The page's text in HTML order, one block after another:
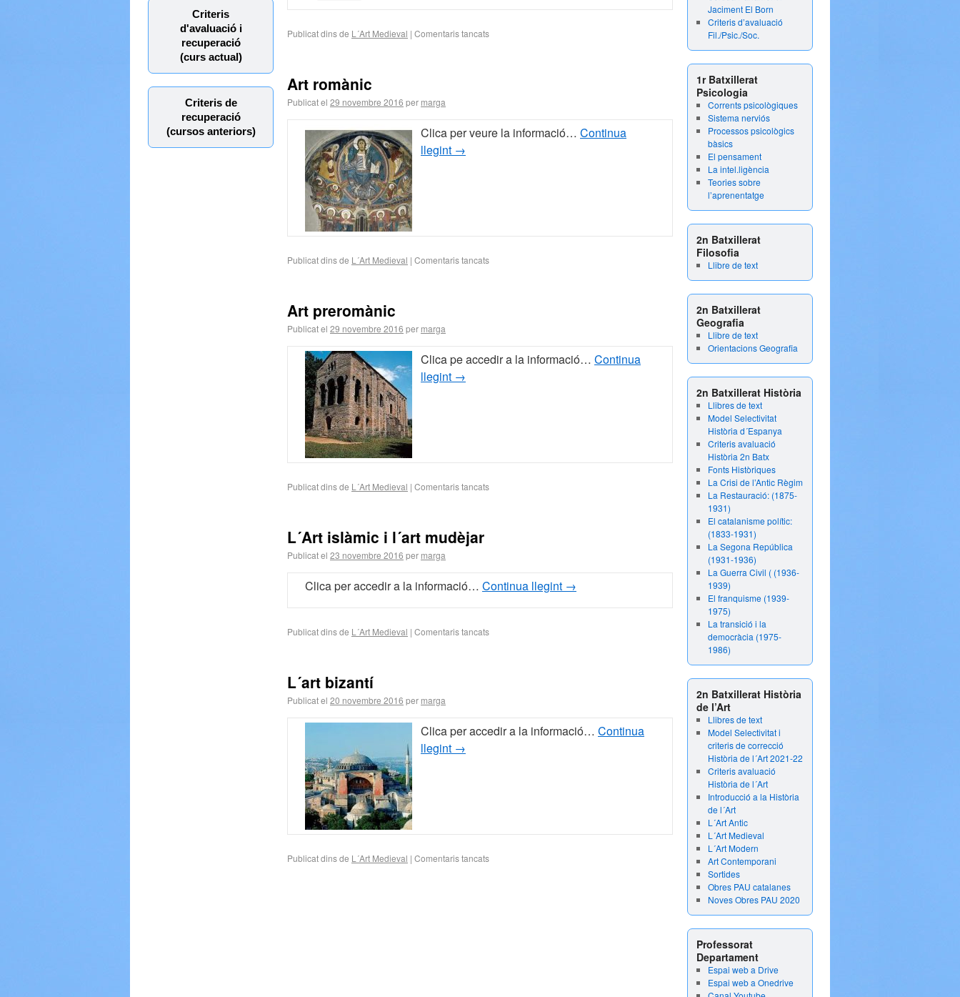
Criteris
d'avaluació i
recuperació
(curs actual)
Criteris de
recuperació
(cursos anteriors)
Jaciment El Born
Criteris d’avaluació
Fil./Psic./Soc.
1r Batxillerat
Psicologia
Corrents psicològiques
Sistema nerviós
Processos psicològics
bàsics
El pensament
La intel.ligència
Teories sobre
l’aprenentatge
2n Batxillerat
Filosofia
Llibre de text
2n Batxillerat
Geografia
Llibre de text
Orientacions Geografia
2n Batxillerat Història
Llibres de text
Model Selectivitat
Història d´Espanya
Criteris avaluació
Història 2n Batx
Fonts Històriques
La Crisi de l’Antic Règim
La Restauració: (1875-
1931)
El catalanisme polític:
(1833-1931)
La Segona República
(1931-1936)
La Guerra Civil ( (1936-
1939)
El franquisme (1939-
1975)
La transició i la
democràcia (1975-
1986)
2n Batxillerat Història
de l’Art
Llibres de text
Model Selectivitat i
criteris de correcció
Història de l´Art 2021-22
Criteris avaluació
Història de l´Art
Introducció a la Història
de l´Art
L´Art Antic
L´Art Medieval
L´Art Modern
Art Contemporani
Sortides
Obres PAU catalanes
Noves Obres PAU 2020
Professorat
Departament
Espai web a Drive
Espai web a Onedrive
Publicat dins de L´Art Medieval | Comentaris tancats
Art romànic
Publicat el 29 novembre 2016 per marga
Clica per veure la informació… Continua
llegint →
Publicat dins de L´Art Medieval | Comentaris tancats
Art preromànic
Publicat el 29 novembre 2016 per marga
Clica pe accedir a la informació… Continua
llegint →
Publicat dins de L´Art Medieval | Comentaris tancats
L´Art islàmic i l´art mudèjar
Publicat el 23 novembre 2016 per marga
Clica per accedir a la informació… Continua llegint →
Publicat dins de L´Art Medieval | Comentaris tancats
L´art bizantí
Publicat el 20 novembre 2016 per marga
Clica per accedir a la informació… Continua
llegint →
Publicat dins de L´Art Medieval | Comentaris tancats